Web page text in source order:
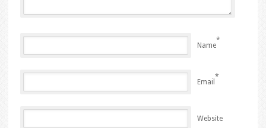
Name
*
Email
*
Website